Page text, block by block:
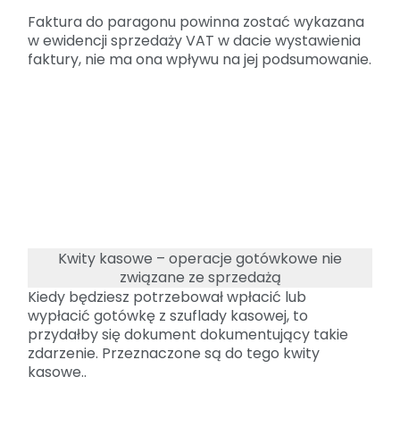
Faktura do paragonu powinna zostać wykazana
w ewidencji sprzedaży VAT w dacie wystawienia
faktury, nie ma ona wpływu na jej podsumowanie.
Kwity kasowe – operacje gotówkowe nie
związane ze sprzedażą
Kiedy będziesz potrzebował wpłacić lub
wypłacić gotówkę z szuflady kasowej, to
przydałby się dokument dokumentujący takie
zdarzenie. Przeznaczone są do tego kwity
kasowe..